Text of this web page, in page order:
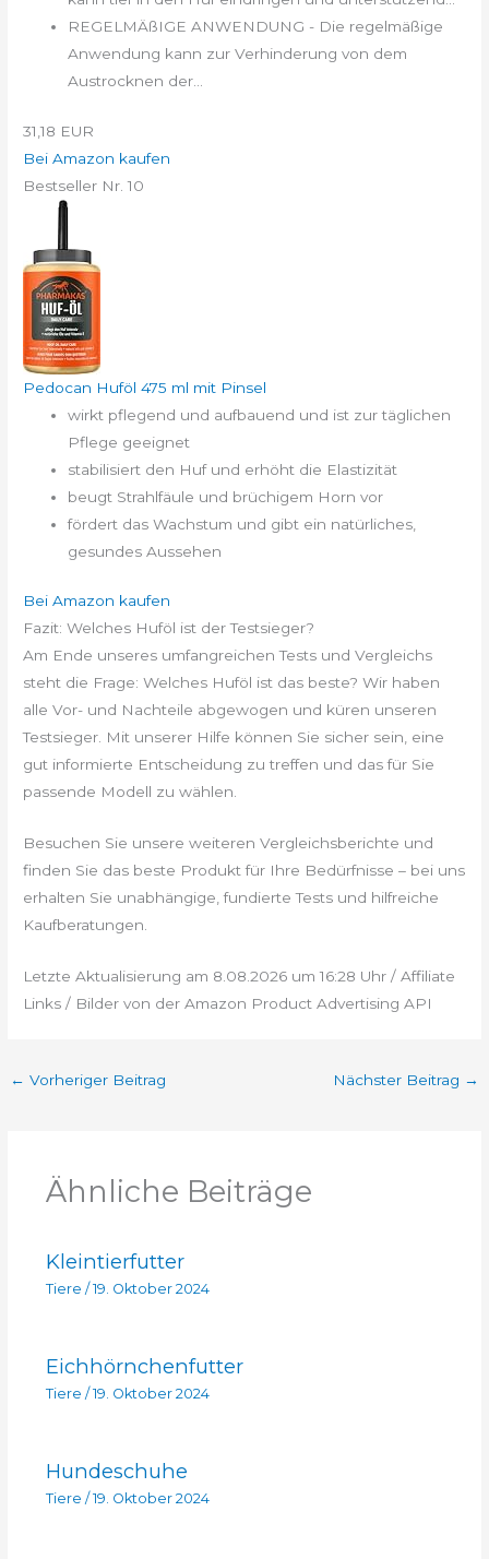
REGELMÄßIGE ANWENDUNG - Die regelmäßige
Anwendung kann zur Verhinderung von dem
Austrocknen der...
31,18 EUR
Bei Amazon kaufen
Bestseller Nr. 10
Pedocan Huföl 475 ml mit Pinsel
wirkt pflegend und aufbauend und ist zur täglichen
Pflege geeignet
stabilisiert den Huf und erhöht die Elastizität
beugt Strahlfäule und brüchigem Horn vor
fördert das Wachstum und gibt ein natürliches,
gesundes Aussehen
Bei Amazon kaufen
Fazit: Welches Huföl ist der Testsieger?
Am Ende unseres umfangreichen Tests und Vergleichs
steht die Frage: Welches Huföl ist das beste? Wir haben
alle Vor- und Nachteile abgewogen und küren unseren
Testsieger. Mit unserer Hilfe können Sie sicher sein, eine
gut informierte Entscheidung zu treffen und das für Sie
passende Modell zu wählen.
Besuchen Sie unsere weiteren Vergleichsberichte und
finden Sie das beste Produkt für Ihre Bedürfnisse – bei uns
erhalten Sie unabhängige, fundierte Tests und hilfreiche
Kaufberatungen.
Letzte Aktualisierung am 8.08.2026 um 16:28 Uhr / Affiliate
Links / Bilder von der Amazon Product Advertising API
← Vorheriger Beitrag Nächster Beitrag →
Ähnliche Beiträge
Kleintierfutter
Tiere / 19. Oktober 2024
Eichhörnchenfutter
Tiere / 19. Oktober 2024
Hundeschuhe
Tiere / 19. Oktober 2024